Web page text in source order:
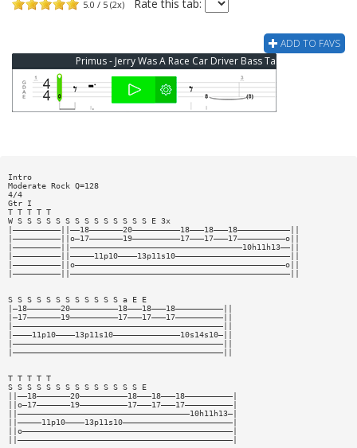
5.0 / 5 (2x) Rate this tab:
ADD TO FAVS
Primus - Jerry Was A Race Car Driver Bass Tab
Intro
Moderate Rock Q=128
4/4
Gtr I
T T T T T
W S S S S S S S S S S S S S S E 3x
|——————————||——18———————20——————————18———18———18———————————||
|——————————||o—17———————19——————————17———17———17——————————o||
|——————————||————————————————————————————————————10h11h13——||
|——————————||—————11p10————13p11s10————————————————————————||
|——————————||o————————————————————————————————————————————o||
|——————————||——————————————————————————————————————————————||
S S S S S S S S S S S S a E E
|—18———————20——————————18———18———18——————————||
|—17———————19——————————17———17———17——————————||
|————————————————————————————————————————————||
|————11p10————13p11s10——————————————10s14s10—||
|————————————————————————————————————————————||
|————————————————————————————————————————————||
T T T T T
S S S S S S S S S S S S S S E
||——18———————20——————————18———18———18——————————|
||o—17———————19——————————17———17———17——————————|
||————————————————————————————————————10h11h13—|
||—————11p10————13p11s10———————————————————————|
||o————————————————————————————————————————————|
||—————————————————————————————————————————————|